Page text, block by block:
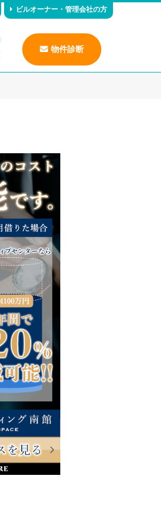
ビルオーナー・管理会社の方
物件診断